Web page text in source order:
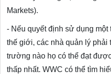
Markets).
- Nếu quyết định sử dụng
thế giới, các nhà quản lý phải
trường nào họ có thể đạt
thấp nhất. WWC có thể tìm